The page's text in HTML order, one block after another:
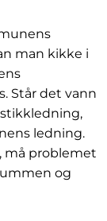
man kikke i
Står det vann
ledning.
må problemet
og